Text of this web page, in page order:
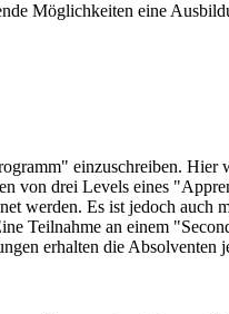
Möglichkeiten eine
einzuschreiben. Hier
von drei Levels eines
werden. Es ist jedoch auch
Teilnahme an einem
erhalten die Absolventen